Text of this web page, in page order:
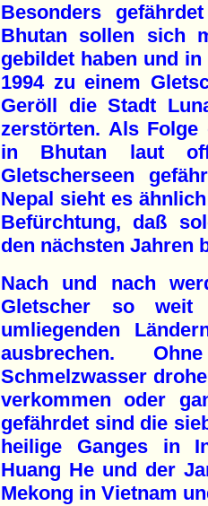
Besonders
Bhutan sollen sich
gebildet haben und
1994 zu einem
Geröll die Stadt
zerstörten. Als
in Bhutan laut
Gletscherseen
Nepal sieht es
Befürchtung, daß
den nächsten Jahren
Nach und nach
Gletscher so weit
umliegenden
ausbrechen.
Schmelzwasser
verkommen oder
gefährdet sind die
heilige Ganges in
Huang He und der
Mekong in Vietnam